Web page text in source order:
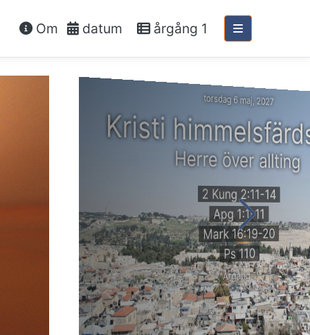
Om datum årgång 1
torsdag 6 maj, 2027
Kristi
Herre över allting
2 Kung 2:11-14
Apg 1:1-11
Mark 16:19-20
Ps 110
Årgång 1